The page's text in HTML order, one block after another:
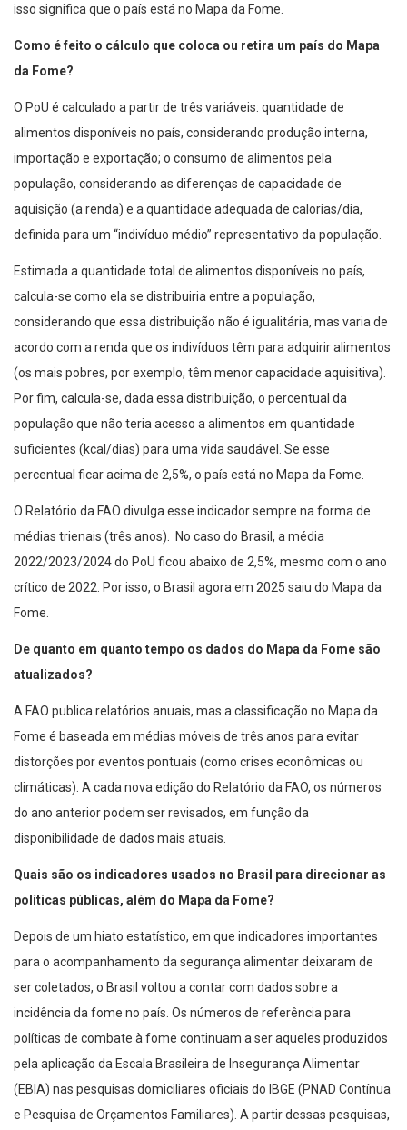
isso significa que o país está no Mapa da Fome.
Como é feito o cálculo que coloca ou retira um país do Mapa
da Fome?
O PoU é calculado a partir de três variáveis: quantidade de
alimentos disponíveis no país, considerando produção interna,
importação e exportação; o consumo de alimentos pela
população, considerando as diferenças de capacidade de
aquisição (a renda) e a quantidade adequada de calorias/dia,
definida para um “indivíduo médio” representativo da população.
Estimada a quantidade total de alimentos disponíveis no país,
calcula-se como ela se distribuiria entre a população,
considerando que essa distribuição não é igualitária, mas varia de
acordo com a renda que os indivíduos têm para adquirir alimentos
(os mais pobres, por exemplo, têm menor capacidade aquisitiva).
Por fim, calcula-se, dada essa distribuição, o percentual da
população que não teria acesso a alimentos em quantidade
suficientes (kcal/dias) para uma vida saudável. Se esse
percentual ficar acima de 2,5%, o país está no Mapa da Fome.
O Relatório da FAO divulga esse indicador sempre na forma de
médias trienais (três anos). No caso do Brasil, a média
2022/2023/2024 do PoU ficou abaixo de 2,5%, mesmo com o ano
crítico de 2022. Por isso, o Brasil agora em 2025 saiu do Mapa da
Fome.
De quanto em quanto tempo os dados do Mapa da Fome são
atualizados?
A FAO publica relatórios anuais, mas a classificação no Mapa da
Fome é baseada em médias móveis de três anos para evitar
distorções por eventos pontuais (como crises econômicas ou
climáticas). A cada nova edição do Relatório da FAO, os números
do ano anterior podem ser revisados, em função da
disponibilidade de dados mais atuais.
Quais são os indicadores usados no Brasil para direcionar as
políticas públicas, além do Mapa da Fome?
Depois de um hiato estatístico, em que indicadores importantes
para o acompanhamento da segurança alimentar deixaram de
ser coletados, o Brasil voltou a contar com dados sobre a
incidência da fome no país. Os números de referência para
políticas de combate à fome continuam a ser aqueles produzidos
pela aplicação da Escala Brasileira de Insegurança Alimentar
(EBIA) nas pesquisas domiciliares oficiais do IBGE (PNAD Contínua
e Pesquisa de Orçamentos Familiares). A partir dessas pesquisas,